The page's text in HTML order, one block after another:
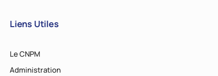
Liens Utiles
Le CNPM
Administration